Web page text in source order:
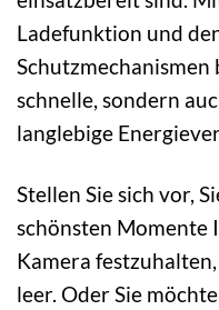
Ladefunktion und
schnelle, sondern
langlebige
Stellen Sie sich vor,
schönsten Momente
Kamera
leer. Oder Sie